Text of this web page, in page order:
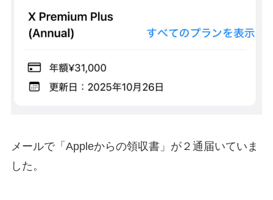
メールで「Appleからの領収書」が２通届いていま
した。